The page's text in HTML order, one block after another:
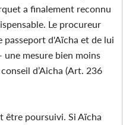
a finalement reconnu
Le procureur
passeport d'Aïcha et de lui
mesure bien moins
d’Aicha (Art. 236
être poursuivi. Si Aïcha